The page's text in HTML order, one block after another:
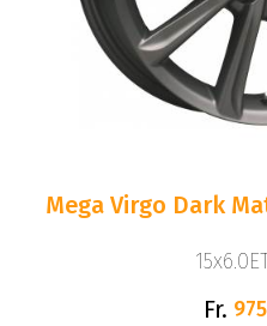
Mega Virgo Dark
Fr.